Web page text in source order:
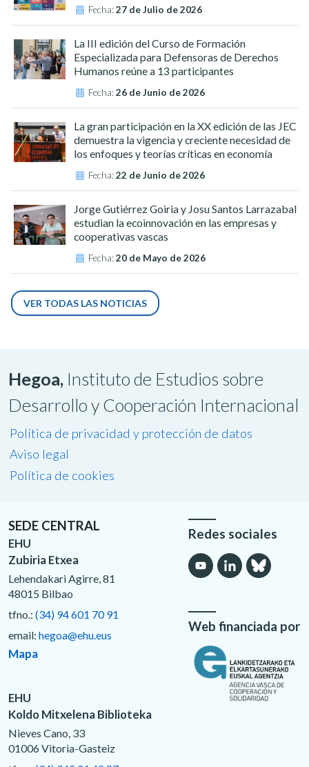
Fecha:27 de Julio de 2026
La III edición del Curso de Formación
Especializada para Defensoras de Derechos
Humanos reúne a 13 participantes
Fecha:26 de Junio de 2026
La gran participación en la XX edición de las JEC
demuestra la vigencia y creciente necesidad de
los enfoques y teorías críticas en economía
Fecha:22 de Junio de 2026
Jorge Gutiérrez Goiria y Josu Santos Larrazabal
estudian la ecoinnovación en las empresas y
cooperativas vascas
Fecha:20 de Mayo de 2026
VER TODAS LAS NOTICIAS
Hegoa, Instituto de Estudios sobre
Desarrollo y Cooperación Internacional
Política de privacidad y protección de datos
Aviso legal
Política de cookies
SEDE CENTRAL
EHU
Zubiria Etxea
Lehendakari Agirre, 81
48015 Bilbao
tfno.: (34) 94 601 70 91
email: hegoa@ehu.eus
Mapa
EHU
Koldo Mitxelena Biblioteka
Nieves Cano, 33
01006 Vitoria-Gasteiz
Redes sociales
Web financiada por